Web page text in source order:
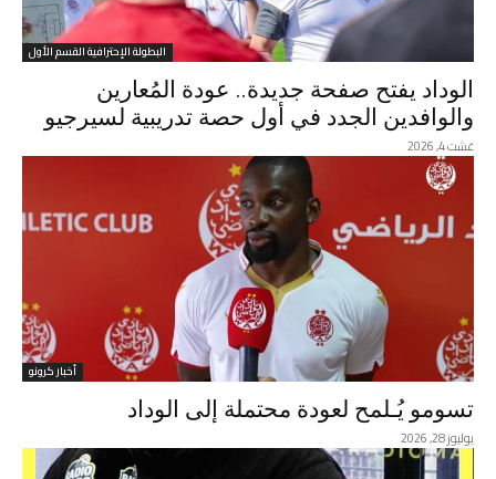
البطولة الإحترافية القسم الأول
الوداد يفتح صفحة جديدة.. عودة المُعارين
والوافدين الجدد في أول حصة تدريبية لسيرجيو
غشت 4, 2026
أخبار كرونو
تسومو يُـلمح لعودة محتملة إلى الوداد
يوليوز 28, 2026